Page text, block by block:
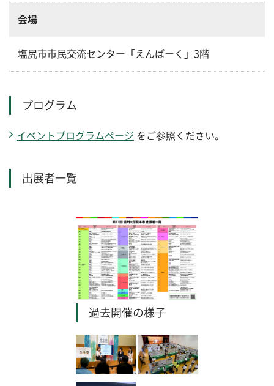
会場
塩尻市市民交流センター「えんぱーく」3階
プログラム
イベントプログラムページ をご参照ください。
出展者一覧
過去開催の様子